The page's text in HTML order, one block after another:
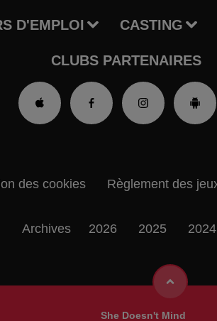
D'EMPLOI CASTING
CLUBS PARTENAIRES
She Doesn't Mind
des cookies Règlement des
Archives 2026 2025 2024